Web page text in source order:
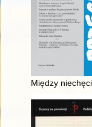
Między